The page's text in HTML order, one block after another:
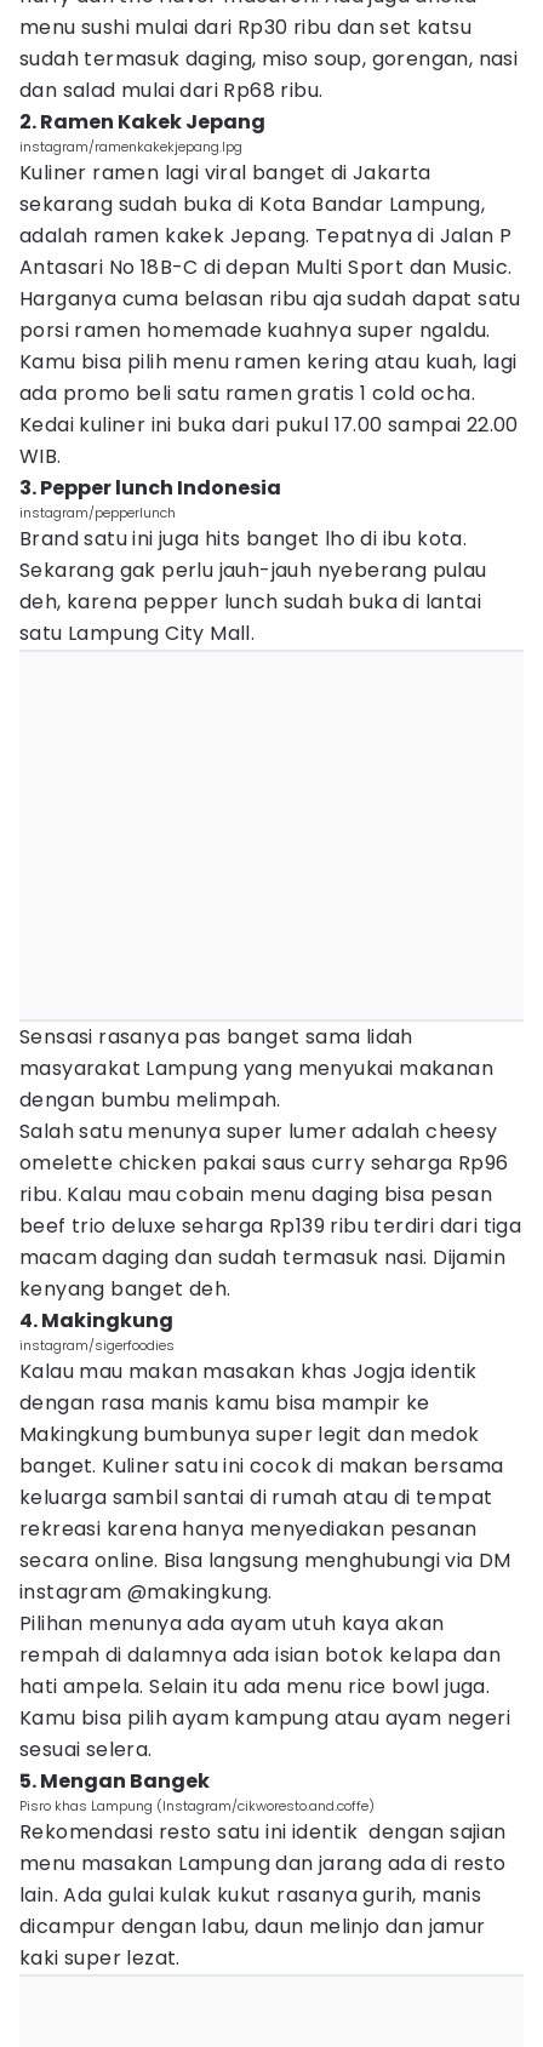
menu sushi mulai dari Rp30 ribu dan set katsu
sudah termasuk daging, miso soup, gorengan, nasi
dan salad mulai dari Rp68 ribu.
2. Ramen Kakek Jepang
instagram/ramenkakekjepang.lpg
Kuliner ramen lagi viral banget di Jakarta
sekarang sudah buka di Kota Bandar Lampung,
adalah ramen kakek Jepang. Tepatnya di Jalan P
Antasari No 18B-C di depan Multi Sport dan Music.
Harganya cuma belasan ribu aja sudah dapat satu
porsi ramen homemade kuahnya super ngaldu.
Kamu bisa pilih menu ramen kering atau kuah, lagi
ada promo beli satu ramen gratis 1 cold ocha.
Kedai kuliner ini buka dari pukul 17.00 sampai 22.00
WIB.
3. Pepper lunch Indonesia
instagram/pepperlunch
Brand satu ini juga hits banget lho di ibu kota.
Sekarang gak perlu jauh-jauh nyeberang pulau
deh, karena pepper lunch sudah buka di lantai
satu Lampung City Mall.
Sensasi rasanya pas banget sama lidah
masyarakat Lampung yang menyukai makanan
dengan bumbu melimpah.
Salah satu menunya super lumer adalah cheesy
omelette chicken pakai saus curry seharga Rp96
ribu. Kalau mau cobain menu daging bisa pesan
beef trio deluxe seharga Rp139 ribu terdiri dari tiga
macam daging dan sudah termasuk nasi. Dijamin
kenyang banget deh.
4. Makingkung
instagram/sigerfoodies
Kalau mau makan masakan khas Jogja identik
dengan rasa manis kamu bisa mampir ke
Makingkung bumbunya super legit dan medok
banget. Kuliner satu ini cocok di makan bersama
keluarga sambil santai di rumah atau di tempat
rekreasi karena hanya menyediakan pesanan
secara online. Bisa langsung menghubungi via DM
instagram @makingkung.
Pilihan menunya ada ayam utuh kaya akan
rempah di dalamnya ada isian botok kelapa dan
hati ampela. Selain itu ada menu rice bowl juga.
Kamu bisa pilih ayam kampung atau ayam negeri
sesuai selera.
5. Mengan Bangek
Pisro khas Lampung (Instagram/cikworesto.and.coffe)
Rekomendasi resto satu ini identik dengan sajian
menu masakan Lampung dan jarang ada di resto
lain. Ada gulai kulak kukut rasanya gurih, manis
dicampur dengan labu, daun melinjo dan jamur
kaki super lezat.